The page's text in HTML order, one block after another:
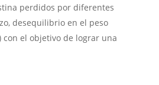
perdidos por diferentes
desequilibrio en el peso
con el objetivo de lograr una